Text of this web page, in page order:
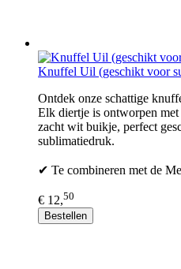
Knuffel Uil (geschikt voor
Ontdek onze schattige
Elk diertje is ontworpen
zacht wit buikje, perfect
sublimatiedruk.
✔ Te combineren met de
€ 12,50
Bestellen